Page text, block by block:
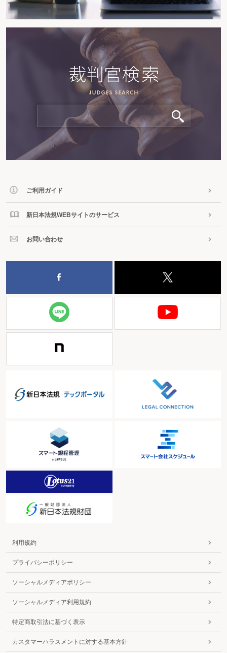
ご利用ガイド
新日本法規WEBサイトのサービス
お問い合わせ
利用規約
プライバシーポリシー
ソーシャルメディアポリシー
ソーシャルメディア利用規約
特定商取引法に基づく表示
カスタマーハラスメントに対する基本方針